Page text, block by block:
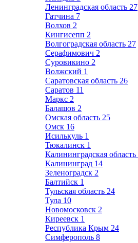
Ленинградская область 27
Гатчина 7
Волхов 2
Кингисепп 2
Волгоградская область 27
Серафимович 2
Суровикино 2
Волжский 1
Саратовская область 26
Саратов 11
Маркс 2
Балашов 2
Омская область 25
Омск 16
Исилькуль 1
Тюкалинск 1
Калининградская область
Калининград 14
Зеленоградск 2
Балтийск 1
Тульская область 24
Тула 10
Новомосковск 2
Киреевск 1
Республика Крым 24
Симферополь 8